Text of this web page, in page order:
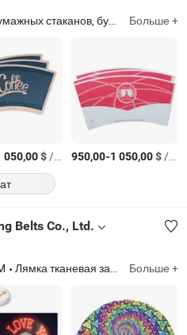
рулон бумаги для бумажных стаканов, сырьё для бумажных контейнеров, айвори борд/ФББ, крафт-бумага, бумага для пищевых контейнеров, заготовка для бумажных стаканов Больше +
050,00$/Тонн. 950,00-1 050,00$/Тонн.
Belts Co., Ltd.
Лямка тканевая запястьевая силиконовая браслет Больше +